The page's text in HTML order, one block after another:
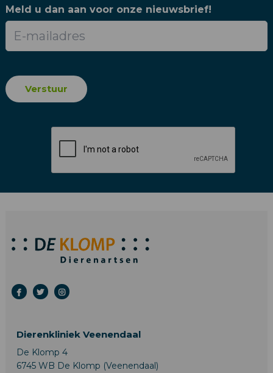
Meld u dan aan voor onze nieuwsbrief!
Dierenkliniek Veenendaal
De Klomp 4
6745 WB De Klomp (Veenendaal)